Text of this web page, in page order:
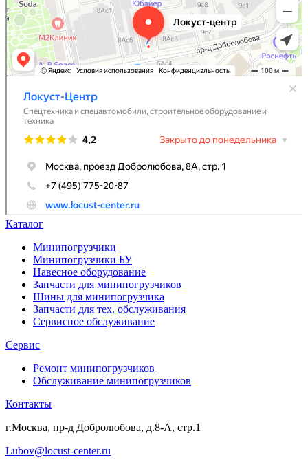
Каталог
Минипогрузчики
Минипогрузчики БУ
Навесное оборудование
Запчасти для минипогрузчиков
Шины для минипогрузчика
Запчасти для тех. обслуживания
Сервисное обслуживание
Сервис
Ремонт минипогрузчиков
Обслуживание минипогрузчиков
Контакты
г.Москва, пр-д Добролюбова, д.8-А, стр.1
Lubov@locust-center.ru